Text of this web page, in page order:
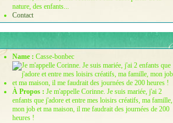
nature, des enfants...
Contact
Name : Casse-bonbec
À Propos : Je m'appelle Corinne. Je suis mariée, j'ai 2
enfants que j'adore et entre mes loisirs créatifs, ma famille,
mon job et ma maison, il me faudrait des journées de 200
heures !